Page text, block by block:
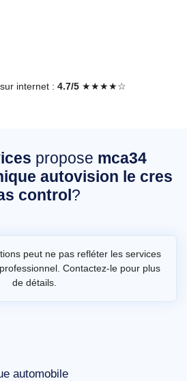
internet : 4.7/5 ★★★★☆
propose mca34
autovision le cres
control?
peut ne pas refléter les services
Contactez-le pour plus
de détails.
automobile